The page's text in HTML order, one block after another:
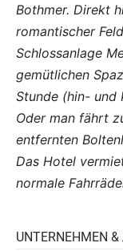
Bothmer. Direkt
romantischer
Schlossanlage
gemütlichen
Stunde (hin- und
Oder man fährt
entfernten
Das Hotel
normale